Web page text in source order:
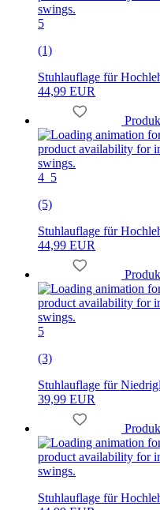
5
(1)
Stuhlauflage für
44,99 EUR
4_5
(5)
Stuhlauflage für
44,99 EUR
5
(3)
Stuhlauflage für
39,99 EUR
Stuhlauflage für